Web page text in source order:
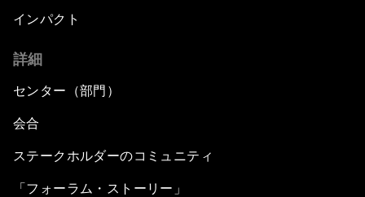
インパクト
詳細
センター（部門）
会合
ステークホルダーのコミュニティ
「フォーラム・ストーリー」